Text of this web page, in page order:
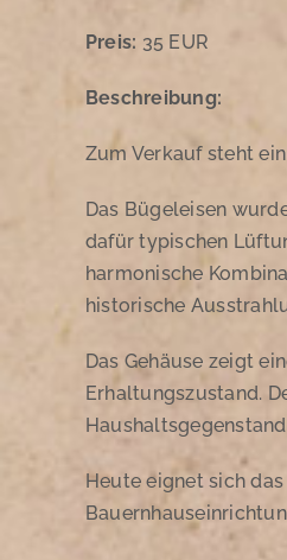
Preis: 35 EUR
Beschreibung:
Zum Verkauf steht
Das Bügeleisen
dafür typischen
harmonische
historische
Das Gehäuse zeigt
Erhaltungszustand.
Heute eignet sich